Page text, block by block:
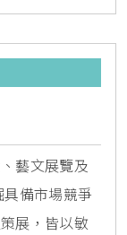
藝文展覽及
備市場競爭
展，皆以敏